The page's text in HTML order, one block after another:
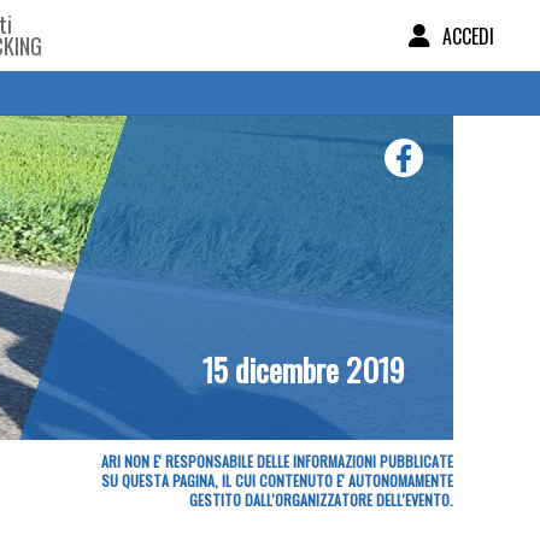
ACCEDI
15 dicembre 2019
ARI NON E' RESPONSABILE DELLE INFORMAZIONI PUBBLICATE
SU QUESTA PAGINA, IL CUI CONTENUTO E' AUTONOMAMENTE
GESTITO DALL'ORGANIZZATORE DELL'EVENTO.